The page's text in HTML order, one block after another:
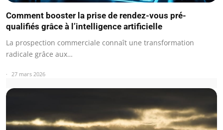
Comment booster la prise de rendez-vous pré-
qualifiés grâce à l’intelligence artificielle
La prospection commerciale connaît une transformation
radicale grâce aux…
27 mars 2026